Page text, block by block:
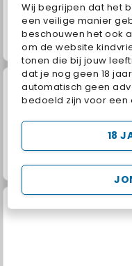
Wij begrijpen dat het
een veilige manier
beschouwen het ook
om de website
tonen die bij jouw
dat je nog geen 18
automatisch geen
bedoeld zijn voor
18
Jewel Garden Story
Trollface Quest: USA 2